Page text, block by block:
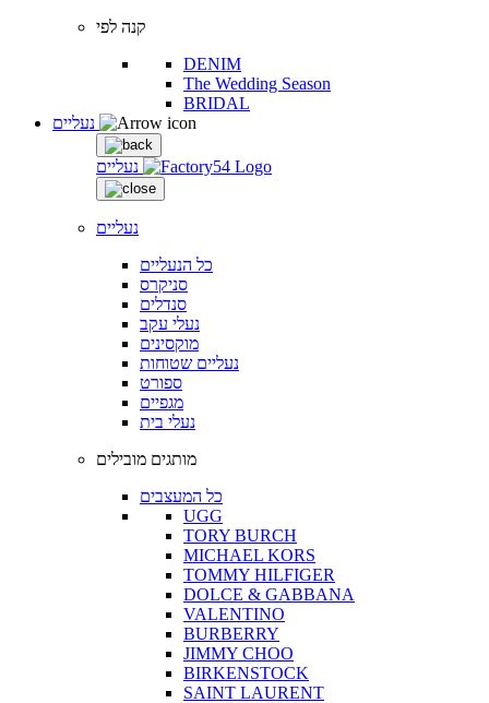
קנה לפי
DENIM
The Wedding Season
BRIDAL
נעליים
נעליים
כל הנעליים
סניקרס
סנדלים
נעלי עקב
מוקסינים
נעליים שטוחות
ספורט
מגפיים
נעלי בית
מותגים מובילים
כל המעצבים
UGG
TORY BURCH
MICHAEL KORS
TOMMY HILFIGER
DOLCE & GABBANA
VALENTINO
BURBERRY
JIMMY CHOO
BIRKENSTOCK
SAINT LAURENT